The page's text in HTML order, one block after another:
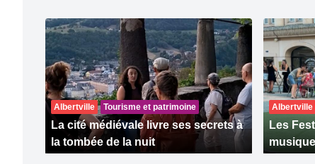
Albertville Tourisme et patrimoine
La cité médiévale livre ses secrets à
la tombée de la nuit
Albertville
Les